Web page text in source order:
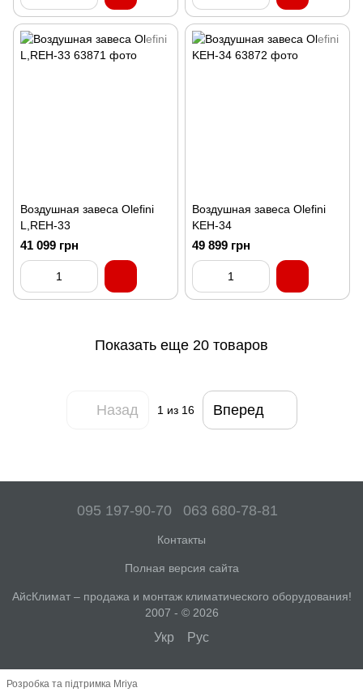
Воздушная завеса Olefini
L,REH-33
41 099 грн
Воздушная завеса Olefini
KEH-34
49 899 грн
Показать еще 20 товаров
Назад 1 из 16 Вперед
095 197-90-70 063 680-78-81
Контакты
Полная версия сайта
АйсКлимат – продажа и монтаж климатического оборудования!
2007 - © 2026
Укр Рус
Розробка та підтримка Mriya